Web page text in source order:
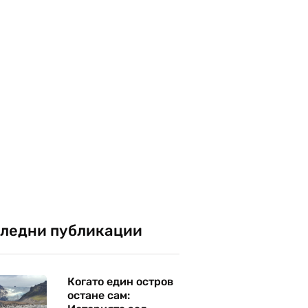
публикации
Когато един остров
остане сам: